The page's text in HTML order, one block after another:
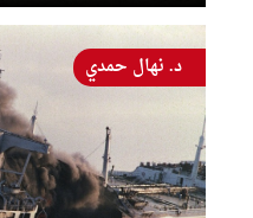
د. نهال حمدي